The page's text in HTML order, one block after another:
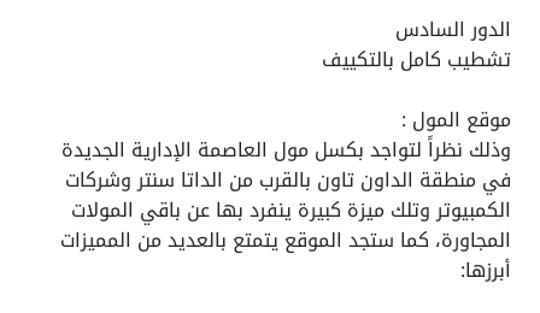
الدور السادس
تشطيب كامل بالتكييف
موقع المول :
وذلك نظراً لتواجد بكسل مول العاصمة الإدارية الجديدة
في منطقة الداون تاون بالقرب من الداتا سنتر وشركات
الكمبيوتر وتلك ميزة كبيرة ينفرد بها عن باقي المولات
المجاورة، كما ستجد الموقع يتمتع بالعديد من المميزات
أبرزها: